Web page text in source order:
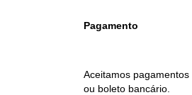
Pagamento
Aceitamos
ou boleto bancário.